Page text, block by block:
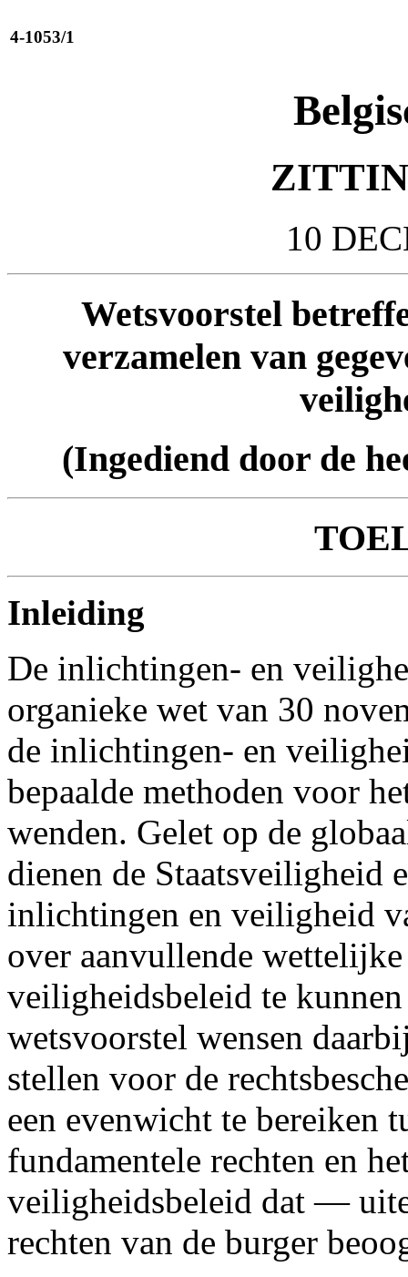
4-1053/1
10
Wetsvoorstel
verzamelen van
(Ingediend door de
Inleiding
De inlichtingen- en
organieke wet van 30
de inlichtingen- en
bepaalde methoden voor
wenden. Gelet op de
dienen de Staatsveiligheid
inlichtingen en veiligheid
over aanvullende
veiligheidsbeleid te
wetsvoorstel wensen
stellen voor de
een evenwicht te bereiken
fundamentele rechten en
veiligheidsbeleid dat —
rechten van de burger